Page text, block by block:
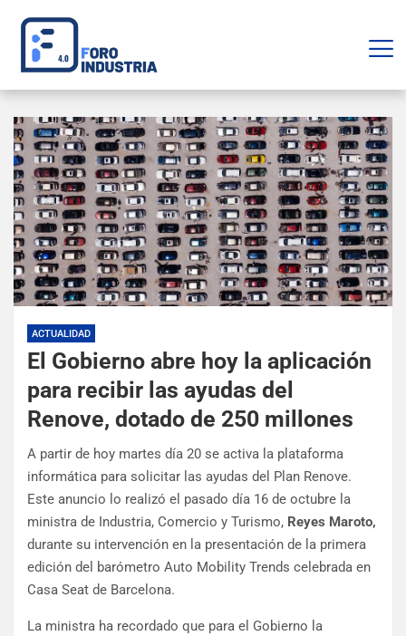
ACTUALIDAD
El Gobierno abre hoy la aplicación
para recibir las ayudas del
Renove, dotado de 250 millones
A partir de hoy martes día 20 se activa la plataforma
informática para solicitar las ayudas del Plan Renove.
Este anuncio lo realizó el pasado día 16 de octubre la
ministra de Industria, Comercio y Turismo, Reyes Maroto,
durante su intervención en la presentación de la primera
edición del barómetro Auto Mobility Trends celebrada en
Casa Seat de Barcelona.
La ministra ha recordado que para el Gobierno la